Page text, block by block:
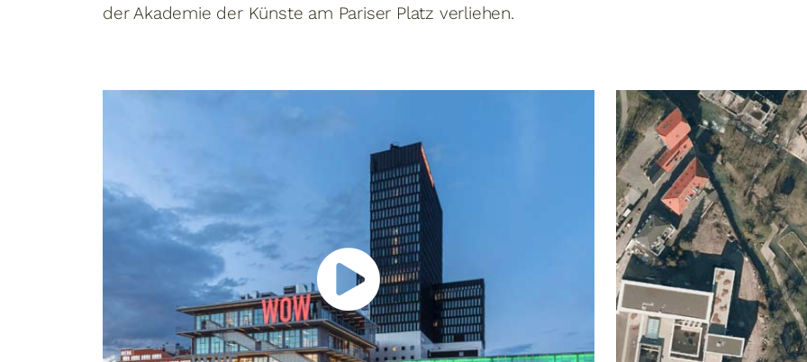
der Akademie der Künste am Pariser Platz verliehen.